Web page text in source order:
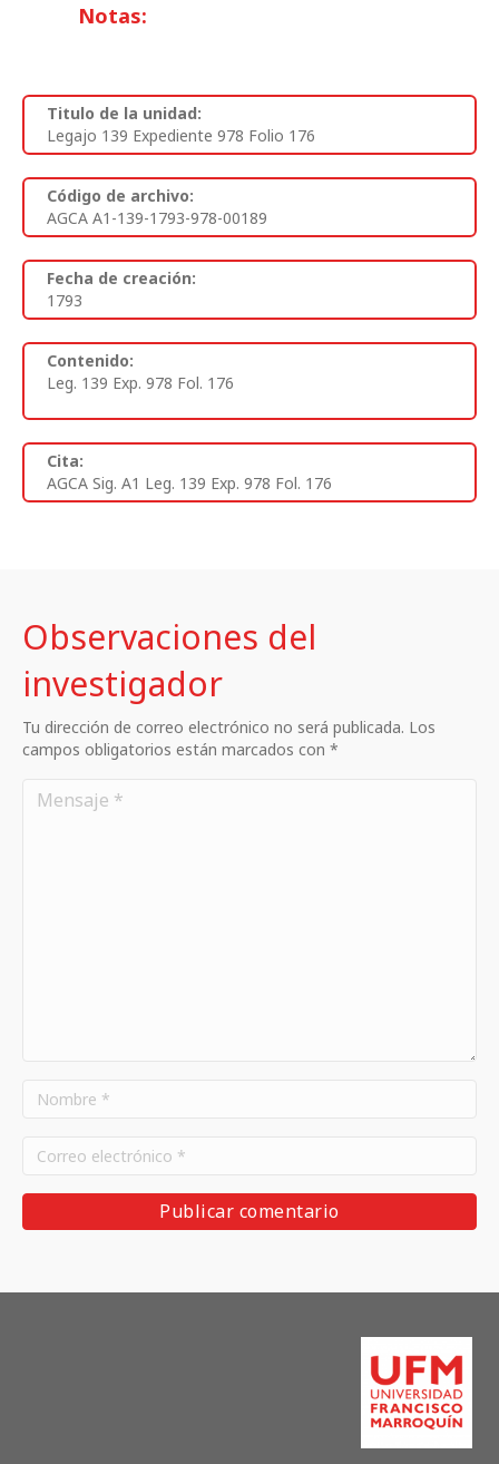
Notas:
Titulo de la unidad:
Legajo 139 Expediente 978 Folio 176
Código de archivo:
AGCA A1-139-1793-978-00189
Fecha de creación:
1793
Contenido:
Leg. 139 Exp. 978 Fol. 176
Cita:
AGCA Sig. A1 Leg. 139 Exp. 978 Fol. 176
Observaciones del
investigador
Tu dirección de correo electrónico no será publicada. Los
campos obligatorios están marcados con *